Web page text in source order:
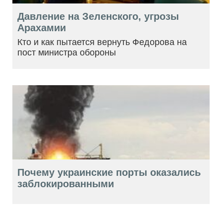
Давление на Зеленского, угрозы
Арахамии
Кто и как пытается вернуть Федорова на
пост министра обороны
Почему украинские порты оказались
заблокированными